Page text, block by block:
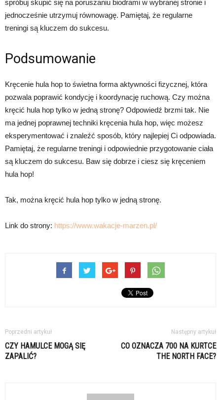
spróbuj skupić się na poruszaniu biodrami w wybranej stronie i
jednocześnie utrzymuj równowagę. Pamiętaj, że regularne
treningi są kluczem do sukcesu.
Podsumowanie
Kręcenie hula hop to świetna forma aktywności fizycznej, która
pozwala poprawić kondycję i koordynację ruchową. Czy można
kręcić hula hop tylko w jedną stronę? Odpowiedź brzmi tak. Nie
ma jednej poprawnej techniki kręcenia hula hop, więc możesz
eksperymentować i znaleźć sposób, który najlepiej Ci odpowiada.
Pamiętaj, że regularne treningi i odpowiednie przygotowanie ciała
są kluczem do sukcesu. Baw się dobrze i ciesz się kręceniem
hula hop!
Tak, można kręcić hula hop tylko w jedną stronę.
Link do strony: https://www.wakacje-marzen.pl/
Poprzedni artykuł
CZY HAMULCE MOGĄ SIĘ
ZAPALIĆ?
Następny artykuł
CO OZNACZA 700 NA KURTCE
THE NORTH FACE?